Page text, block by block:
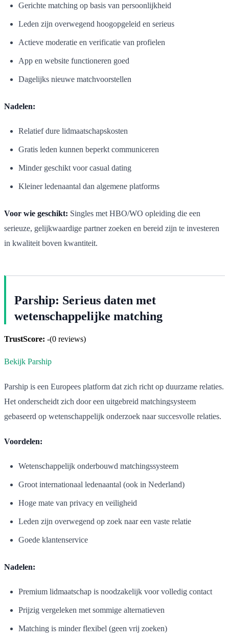
Gerichte matching op basis van persoonlijkheid
Leden zijn overwegend hoogopgeleid en serieus
Actieve moderatie en verificatie van profielen
App en website functioneren goed
Dagelijks nieuwe matchvoorstellen
Nadelen:
Relatief dure lidmaatschapskosten
Gratis leden kunnen beperkt communiceren
Minder geschikt voor casual dating
Kleiner ledenaantal dan algemene platforms
Voor wie geschikt: Singles met HBO/WO opleiding die een
serieuze, gelijkwaardige partner zoeken en bereid zijn te investeren
in kwaliteit boven kwantiteit.
Parship: Serieus daten met
wetenschappelijke matching
TrustScore: -(0 reviews)
Bekijk Parship
Parship is een Europees platform dat zich richt op duurzame relaties.
Het onderscheidt zich door een uitgebreid matchingsysteem
gebaseerd op wetenschappelijk onderzoek naar succesvolle relaties.
Voordelen:
Wetenschappelijk onderbouwd matchingssysteem
Groot internationaal ledenaantal (ook in Nederland)
Hoge mate van privacy en veiligheid
Leden zijn overwegend op zoek naar een vaste relatie
Goede klantenservice
Nadelen:
Premium lidmaatschap is noodzakelijk voor volledig contact
Prijzig vergeleken met sommige alternatieven
Matching is minder flexibel (geen vrij zoeken)